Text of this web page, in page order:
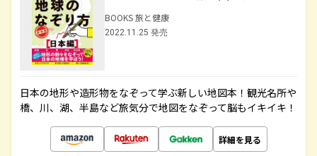
BOOKS 旅と健康
2022.11.25 発売
日本の地形や造形物をなぞって学ぶ新しい地図本！観光名所や
橋、川、湖、半島など旅気分で地図をなぞって脳もイキイキ！
詳細を見る